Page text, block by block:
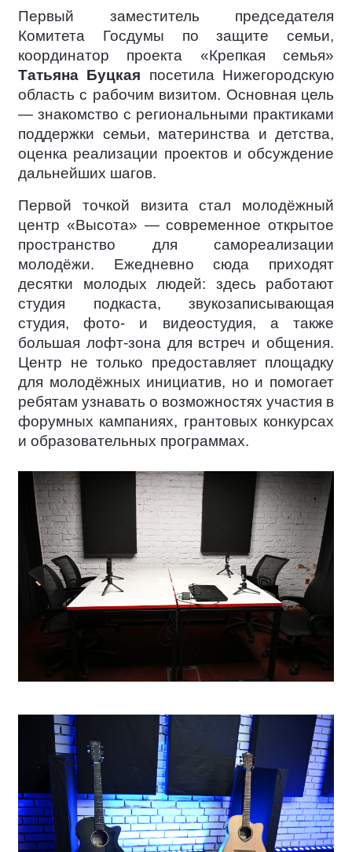
Первый заместитель председателя
Комитета Госдумы по защите семьи,
координатор проекта «Крепкая семья»
Татьяна Буцкая посетила Нижегородскую
область с рабочим визитом. Основная цель
— знакомство с региональными практиками
поддержки семьи, материнства и детства,
оценка реализации проектов и обсуждение
дальнейших шагов.
Первой точкой визита стал молодёжный
центр «Высота» — современное открытое
пространство для самореализации
молодёжи. Ежедневно сюда приходят
десятки молодых людей: здесь работают
студия подкаста, звукозаписывающая
студия, фото- и видеостудия, а также
большая лофт-зона для встреч и общения.
Центр не только предоставляет площадку
для молодёжных инициатив, но и помогает
ребятам узнавать о возможностях участия в
форумных кампаниях, грантовых конкурсах
и образовательных программах.